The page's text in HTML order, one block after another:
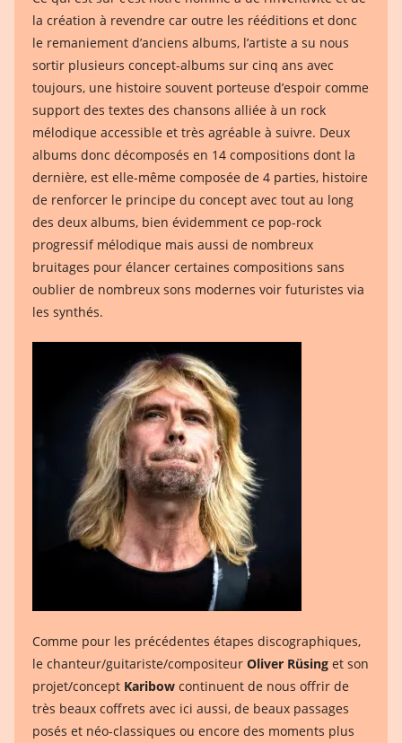
la création à revendre car outre les rééditions et donc
le remaniement d’anciens albums, l’artiste a su nous
sortir plusieurs concept-albums sur cinq ans avec
toujours, une histoire souvent porteuse d’espoir comme
support des textes des chansons alliée à un rock
mélodique accessible et très agréable à suivre. Deux
albums donc décomposés en 14 compositions dont la
dernière, est elle-même composée de 4 parties, histoire
de renforcer le principe du concept avec tout au long
des deux albums, bien évidemment ce pop-rock
progressif mélodique mais aussi de nombreux
bruitages pour élancer certaines compositions sans
oublier de nombreux sons modernes voir futuristes via
les synthés.
Comme pour les précédentes étapes discographiques,
le chanteur/guitariste/compositeur Oliver Rüsing et son
projet/concept Karibow continuent de nous offrir de
très beaux coffrets avec ici aussi, de beaux passages
posés et néo-classiques ou encore des moments plus